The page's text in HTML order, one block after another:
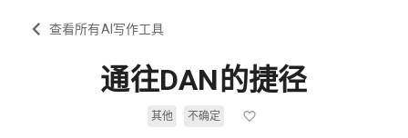
查看所有AI写作工具
通往DAN的捷径
其他 不确定